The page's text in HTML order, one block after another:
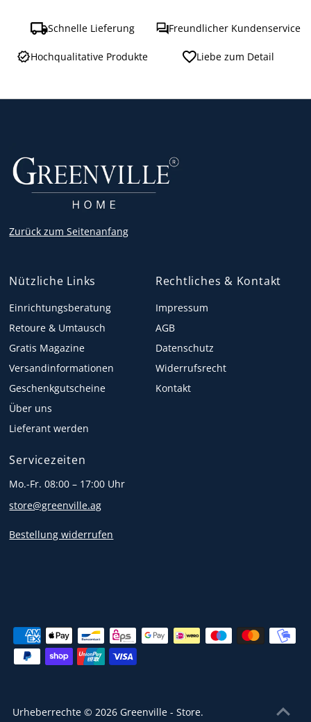
Schnelle Lieferung Freundlicher Kundenservice
Hochqualitative Produkte Liebe zum Detail
Zurück zum Seitenanfang
Nützliche Links
Einrichtungsberatung
Retoure & Umtausch
Gratis Magazine
Versandinformationen
Geschenkgutscheine
Über uns
Lieferant werden
Rechtliches & Kontakt
Impressum
AGB
Datenschutz
Widerrufsrecht
Kontakt
Servicezeiten
Mo.-Fr. 08:00 – 17:00 Uhr
store@greenville.ag
Bestellung widerrufen
Urheberrechte © 2026 Greenville - Store.